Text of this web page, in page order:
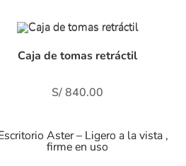
Caja de tomas retráctil
S/840.00